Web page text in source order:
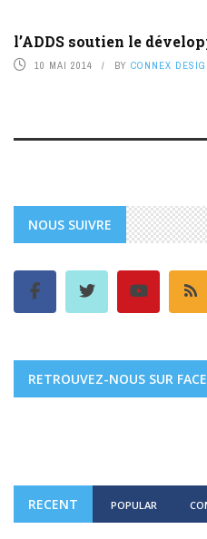
l’ADDS soutien le
10 MAI 2014 BY CONNEX
NOUS SUIVRE
RETROUVEZ-NOUS SUR
RECENT POPULAR